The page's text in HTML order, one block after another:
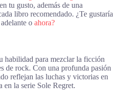
tu gusto, además de una
libro recomendado. ¿Te gustaría
o ahora?
habilidad para mezclar la ficción
de rock. Con una profunda pasión
reflejan las luchas y victorias en
en la serie Sole Regret.